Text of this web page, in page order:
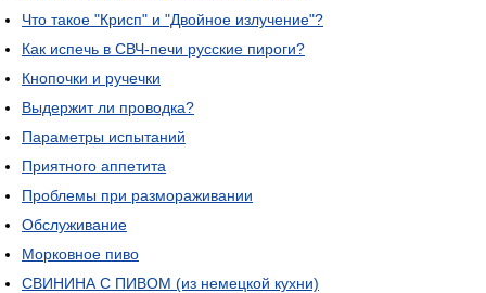
Что такое "Крисп" и "Двойное излучение"?
Как испечь в СВЧ-печи русские пироги?
Кнопочки и ручечки
Выдержит ли проводка?
Параметры испытаний
Приятного аппетита
Проблемы при размораживании
Обслуживание
Морковное пиво
СВИНИНА С ПИВОМ (из немецкой кухни)